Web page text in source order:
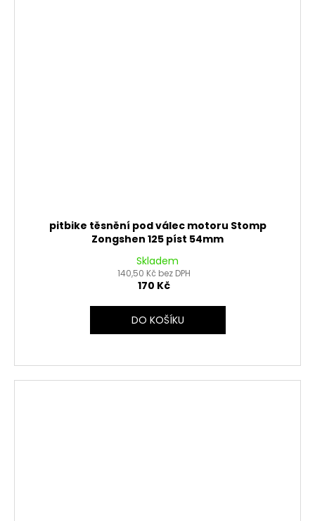
pitbike těsnění pod válec motoru Stomp
Zongshen 125 píst 54mm
Skladem
140,50 Kč bez DPH
170 Kč
DO KOŠÍKU